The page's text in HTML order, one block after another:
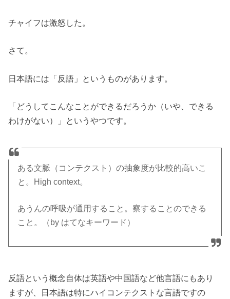
チャイフは激怒した。
さて。
日本語には「反語」というものがあります。
「どうしてこんなことができるだろうか（いや、できる
わけがない）」というやつです。
ある文脈（コンテクスト）の抽象度が比較的高いこ
と。High context。
あうんの呼吸が通用すること。察することのできる
こと。（by はてなキーワード）
反語という概念自体は英語や中国語など他言語にもあり
ますが、日本語は特にハイコンテクストな言語ですの